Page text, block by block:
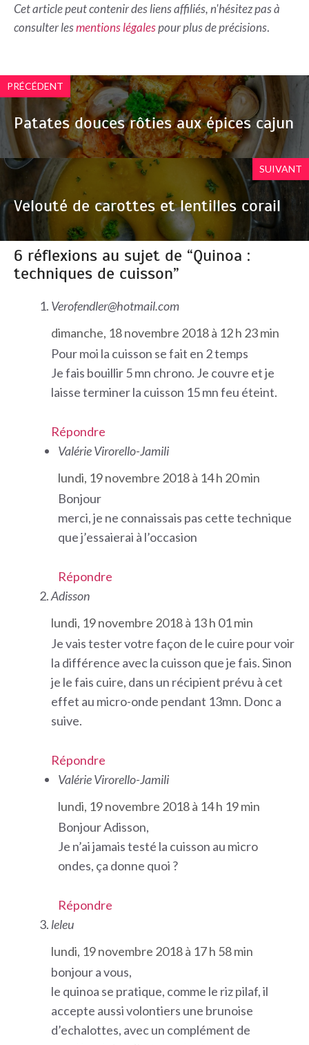
Cet article peut contenir des liens affiliés, n'hésitez pas à
consulter lesmentions légalespour plus de précisions.
PRÉCÉDENT
Patates douces rôties aux épices cajun
SUIVANT
Velouté de carottes et lentilles corail
6 réflexions au sujet de “Quinoa :
techniques de cuisson”
Verofendler@hotmail.com
dimanche, 18 novembre 2018 à 12 h 23 min
Pour moi la cuisson se fait en 2 temps
Je fais bouillir 5 mn chrono. Je couvre et je
laisse terminer la cuisson 15 mn feu éteint.
Répondre
Valérie Virorello-Jamili
lundi, 19 novembre 2018 à 14 h 20 min
Bonjour
merci, je ne connaissais pas cette technique
que j’essaierai à l’occasion
Répondre
Adisson
lundi, 19 novembre 2018 à 13 h 01 min
Je vais tester votre façon de le cuire pour voir
la différence avec la cuisson que je fais. Sinon
je le fais cuire, dans un récipient prévu à cet
effet au micro-onde pendant 13mn. Donc a
suive.
Répondre
Valérie Virorello-Jamili
lundi, 19 novembre 2018 à 14 h 19 min
Bonjour Adisson,
Je n’ai jamais testé la cuisson au micro
ondes, ça donne quoi ?
Répondre
leleu
lundi, 19 novembre 2018 à 17 h 58 min
bonjour a vous,
le quinoa se pratique, comme le riz pilaf, il
accepte aussi volontiers une brunoise
d’echalottes, avec un complément de